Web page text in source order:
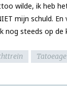
wilde, ik heb
mijn schuld. En
nog steeds op de
Tatoeage